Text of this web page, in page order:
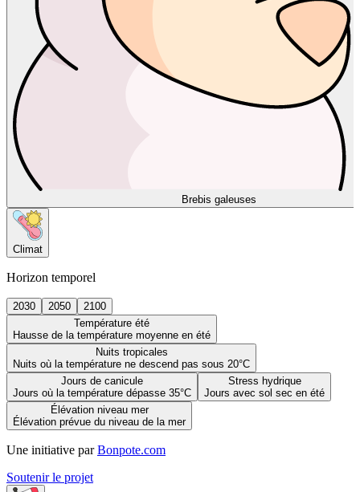
Brebis galeuses
Climat
Horizon temporel
2030 2050
2100
Température été
Hausse de la température moyenne en été
Nuits tropicales
Nuits où la température ne descend pas sous 20°C
Jours de canicule
Jours où la température dépasse 35°C
Stress hydrique
Jours avec sol sec en été
Élévation niveau mer
Élévation prévue du niveau de la mer
Une initiative par Bonpote.com
Soutenir le projet